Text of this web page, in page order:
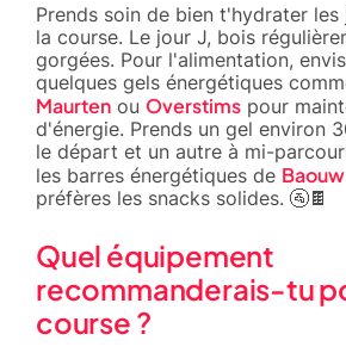
Prends soin de bien t'hydrater
la course. Le jour J, bois
gorgées. Pour l'alimentation,
quelques gels énergétiques
Maurten ou Overstims pour
d'énergie. Prends un gel environ
le départ et un autre à mi-
les barres énergétiques de Baouw
préfères les snacks solides. 🚰🍫
Quel équipement
recommanderais-tu
course ?